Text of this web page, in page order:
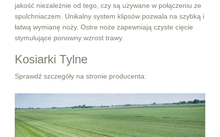
jakość niezależnie od tego, czy są używane w połączeniu ze
spulchniaczem. Unikalny system klipsów pozwala na szybką i
łatwą wymianę noży. Ostre noże zapewniają czyste cięcie
stymulujące ponowny wzrost trawy.
Kosiarki Tylne
Sprawdź szczegóły na stronie producenta: